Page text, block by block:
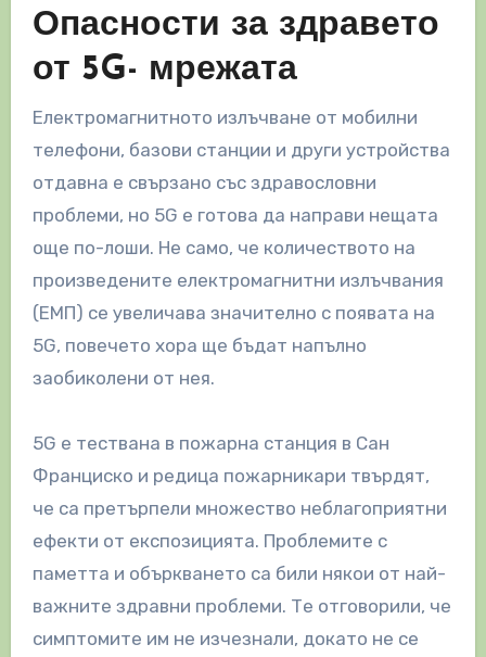
Опасности за здравето
от 5G- мрежата
Електромагнитното излъчване от мобилни
телефони, базови станции и други устройства
отдавна е свързано със здравословни
проблеми, но 5G е готова да направи нещата
още по-лоши. Не само, че количеството на
произведените електромагнитни излъчвания
(ЕМП) се увеличава значително с появата на
5G, повечето хора ще бъдат напълно
заобиколени от нея.
5G е тествана в пожарна станция в Сан
Франциско и редица пожарникари твърдят,
че са претърпели множество неблагоприятни
ефекти от експозицията. Проблемите с
паметта и объркването са били някои от най-
важните здравни проблеми. Те отговорили, че
симптомите им не изчезнали, докато не се